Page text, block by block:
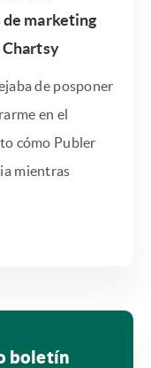
marketing
Chartsy
de posponer
en el
cómo Publer
mientras
boletín